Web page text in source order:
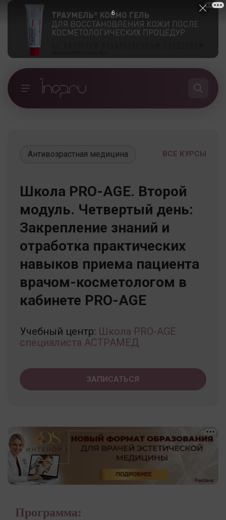
ВСЕ КУРСЫ
Антивозрастная медицина
Школа PRO-AGE. Второй
модуль. Четвертый день:
Закрепление знаний и
отработка практических
навыков приема пациента
врачом-косметологом в
кабинете PRO-AGE
Учебный центр: Школа PRO-AGE
специалиста АСТРАМЕД
ЗАПИСАТЬСЯ
Программа:
5